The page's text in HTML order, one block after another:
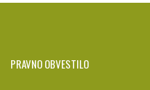
PRAVNO OBVESTILO